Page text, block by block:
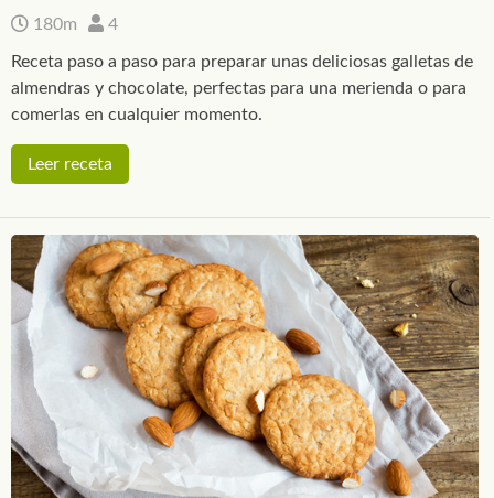
180m 4
Receta paso a paso para preparar unas deliciosas galletas de
almendras y chocolate, perfectas para una merienda o para
comerlas en cualquier momento.
Leer receta